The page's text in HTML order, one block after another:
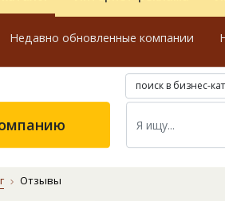
Недавно обновленные компании
поиск в бизнес-
Отзывы